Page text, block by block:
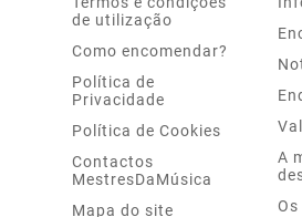
de utilização
Como encomendar?
Política de
Privacidade
Política de Cookies
Contactos
MestresDaMúsica
Mapa do site
A